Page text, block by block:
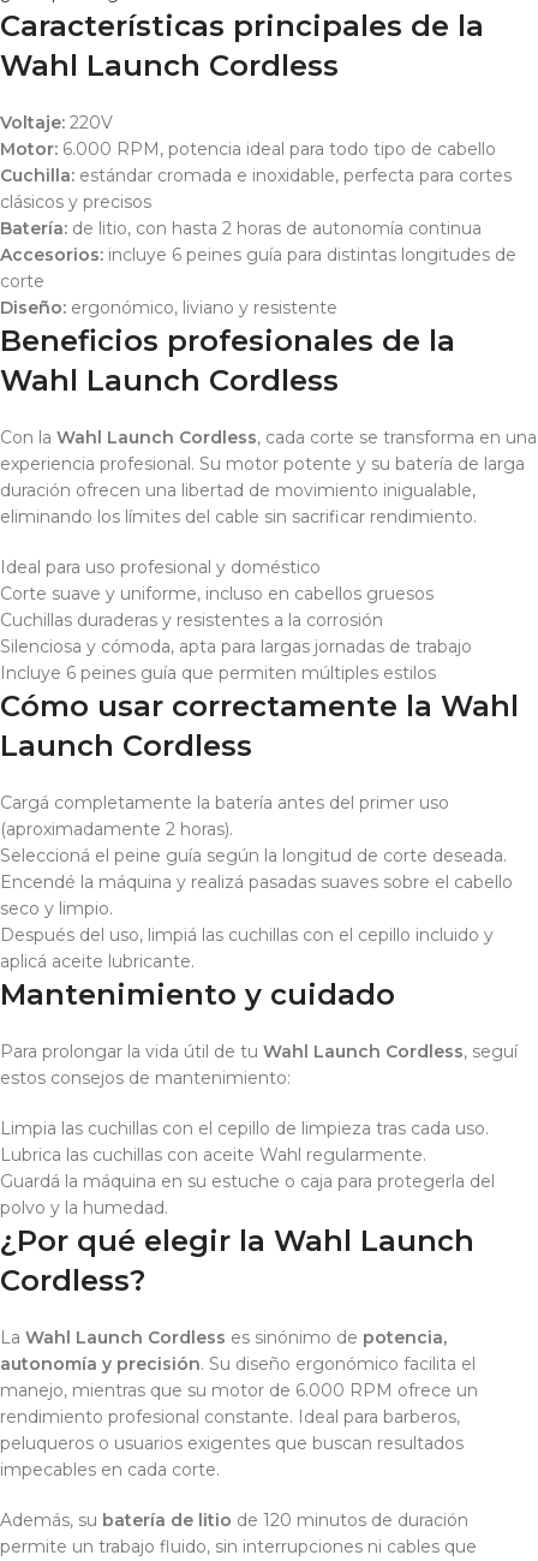
Características principales de la
Wahl Launch Cordless
Voltaje: 220V
Motor: 6.000 RPM, potencia ideal para todo tipo de cabello
Cuchilla: estándar cromada e inoxidable, perfecta para cortes
clásicos y precisos
Batería: de litio, con hasta 2 horas de autonomía continua
Accesorios: incluye 6 peines guía para distintas longitudes de
corte
Diseño: ergonómico, liviano y resistente
Beneficios profesionales de la
Wahl Launch Cordless
Con la Wahl Launch Cordless, cada corte se transforma en una
experiencia profesional. Su motor potente y su batería de larga
duración ofrecen una libertad de movimiento inigualable,
eliminando los límites del cable sin sacrificar rendimiento.
Ideal para uso profesional y doméstico
Corte suave y uniforme, incluso en cabellos gruesos
Cuchillas duraderas y resistentes a la corrosión
Silenciosa y cómoda, apta para largas jornadas de trabajo
Incluye 6 peines guía que permiten múltiples estilos
Cómo usar correctamente la Wahl
Launch Cordless
Cargá completamente la batería antes del primer uso
(aproximadamente 2 horas).
Seleccioná el peine guía según la longitud de corte deseada.
Encendé la máquina y realizá pasadas suaves sobre el cabello
seco y limpio.
Después del uso, limpiá las cuchillas con el cepillo incluido y
aplicá aceite lubricante.
Mantenimiento y cuidado
Para prolongar la vida útil de tu Wahl Launch Cordless, seguí
estos consejos de mantenimiento:
Limpia las cuchillas con el cepillo de limpieza tras cada uso.
Lubrica las cuchillas con aceite Wahl regularmente.
Guardá la máquina en su estuche o caja para protegerla del
polvo y la humedad.
¿Por qué elegir la Wahl Launch
Cordless?
La Wahl Launch Cordless es sinónimo de potencia,
autonomía y precisión. Su diseño ergonómico facilita el
manejo, mientras que su motor de 6.000 RPM ofrece un
rendimiento profesional constante. Ideal para barberos,
peluqueros o usuarios exigentes que buscan resultados
impecables en cada corte.
Además, su batería de litio de 120 minutos de duración
permite un trabajo fluido, sin interrupciones ni cables que